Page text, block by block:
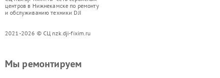
центров в Нижнекамске по ремонту
и обслуживанию техники DJI
2021-2026 © СЦ nzk.dji-fixim.ru
Мы ремонтируем